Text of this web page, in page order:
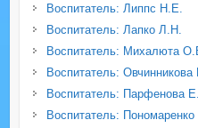
Воспитатель: Липпс Н.Е.
Воспитатель: Лапко Л.Н.
Воспитатель: Михалюта
Воспитатель: Овчинникова
Воспитатель: Парфенова
Воспитатель: